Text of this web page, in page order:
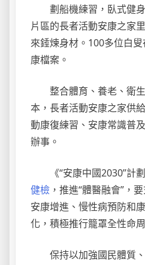
劃船機練習，臥式健
片區的長者活動安康之家
來錘煉身材。100多位白
康檔案。
整合體育、養老、衛
本，長者活動安康之家供
動康復練習、安康常識普
辦事。
《“安康中國2030”計
健檢 ，推進“體醫融會”，
安康增進、慢性病預防和
化，積極推行籠罩全性命
保持以加強國民體質